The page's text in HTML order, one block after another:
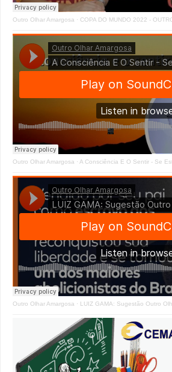
Outro Olhar Amargosa · COPA DO MUNDO 2022 -
Outro Olhar Amargosa · A Consciência E O Sentir - Se
Outro Olhar Amargosa · LUIZ GAMA: Sugestão Outro